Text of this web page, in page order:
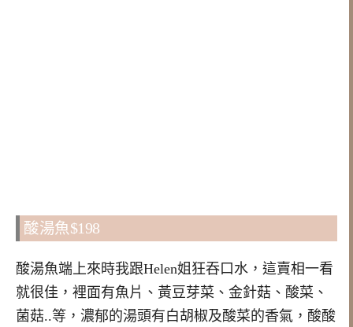
酸湯魚$198
酸湯魚端上來時我跟Helen姐狂吞口水，這賣相一看
就很佳，裡面有魚片、黃豆芽菜、金針菇、酸菜、
菌菇..等，濃郁的湯頭有白胡椒及酸菜的香氣，酸酸